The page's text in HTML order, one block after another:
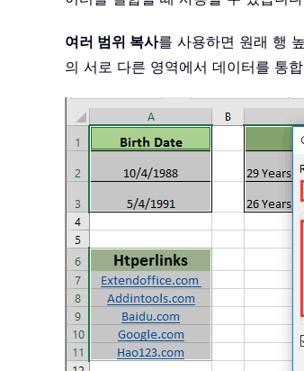
여러 범위 복사를 사용하면 원래 행
의 서로 다른 영역에서 데이터를 통